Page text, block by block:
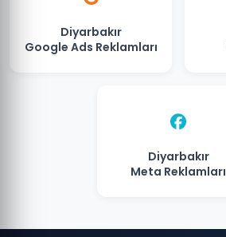
Diyarbakır
Google Ads Reklamları
Diyarbakır
Meta Reklamları